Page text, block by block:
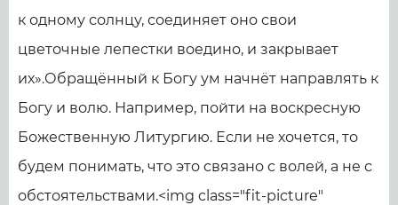
к одному солнцу, соединяет оно свои
цветочные лепестки воедино, и закрывает
их».Обращённый к Богу ум начнёт направлять к
Богу и волю. Например, пойти на воскресную
Божественную Литургию. Если не хочется, то
будем понимать, что это связано с волей, а не с
обстоятельствами.<img class="fit-picture"